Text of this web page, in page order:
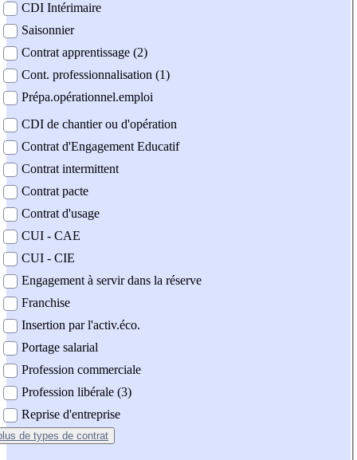
CDI Intérimaire
Saisonnier
Contrat apprentissage (2)
Cont. professionnalisation (1)
Prépa.opérationnel.emploi
CDI de chantier ou d'opération
Contrat d'Engagement Educatif
Contrat intermittent
Contrat pacte
Contrat d'usage
CUI - CAE
CUI - CIE
Engagement à servir dans la réserve
Franchise
Insertion par l'activ.éco.
Portage salarial
Profession commerciale
Profession libérale (3)
Reprise d'entreprise
de types de contrat